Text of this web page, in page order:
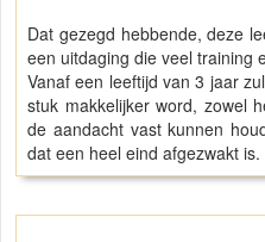
Dat gezegd hebbende, deze
een uitdaging die veel training
Vanaf een leeftijd van 3 jaar
stuk makkelijker word, zowel
de aandacht vast kunnen
dat een heel eind afgezwakt is.